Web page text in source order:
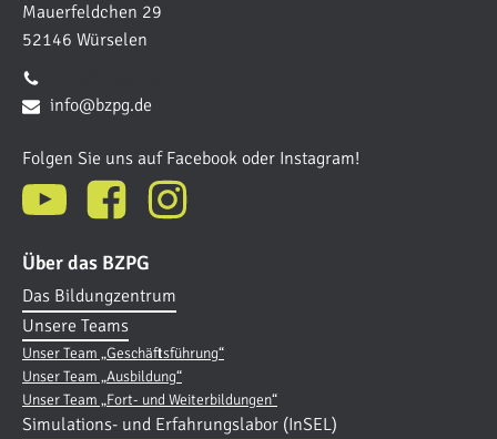
Mauerfeldchen 29
52146 Würselen
info@bzpg.de
Folgen Sie uns auf Facebook oder Instagram!
Über das BZPG
Das Bildungzentrum
Unsere Teams
Unser Team „Geschäftsführung“
Unser Team „Ausbildung“
Unser Team „Fort- und Weiterbildungen“
Simulations- und Erfahrungslabor (InSEL)